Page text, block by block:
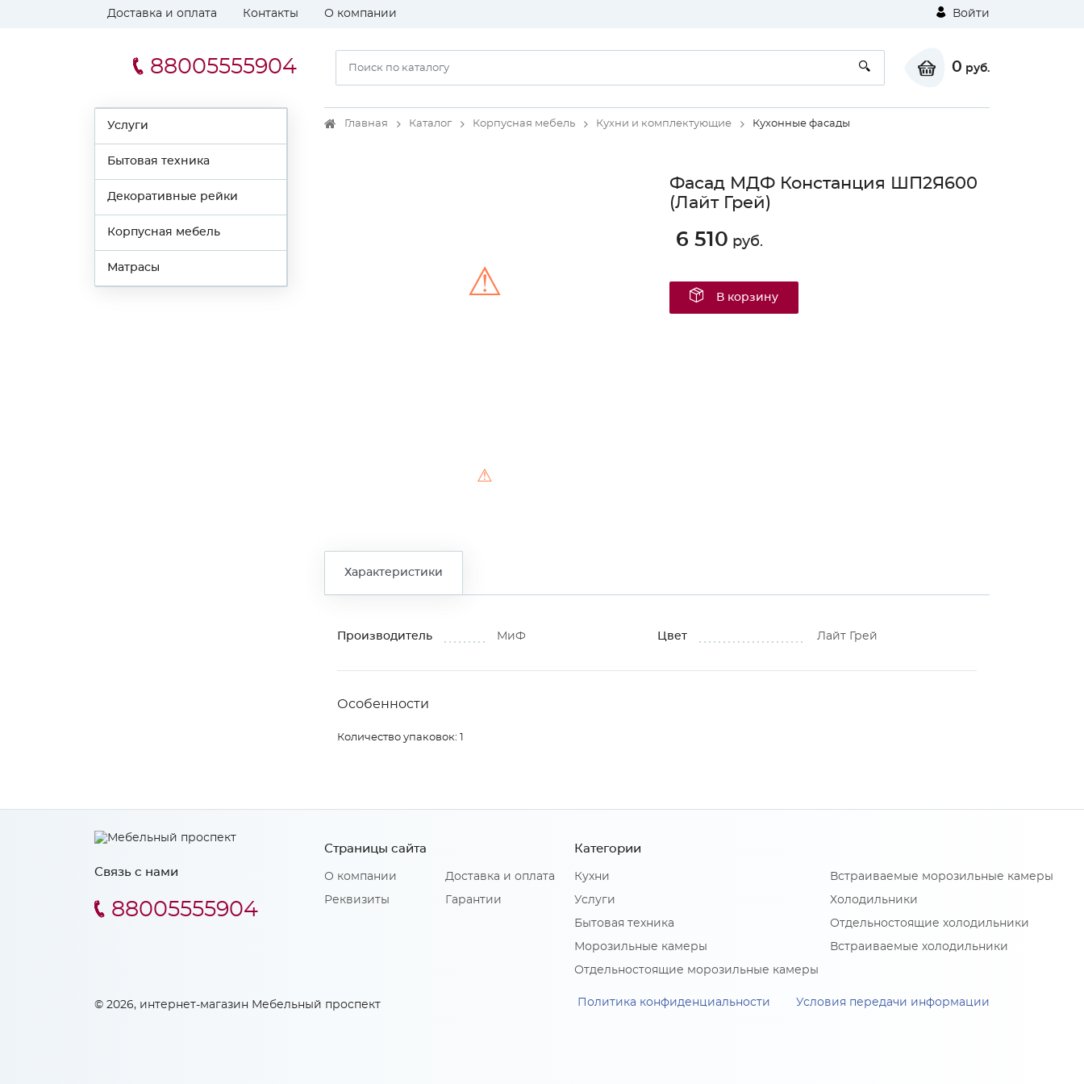
Доставка и оплата Контакты О компании Войти
88005555904 0 руб.
Услуги
Бытовая техника
Декоративные рейки
Корпусная мебель
Матрасы
Главная Каталог Корпусная мебель Кухни и комплектующие Кухонные фасады
⚠
⚠
Фасад МДФ Констанция ШП2Я600
(Лайт Грей)
6 510 руб.
В корзину
Характеристики
Производитель МиФ Цвет Лайт Грей
Особенности
Количество упаковок: 1
Связь с нами
88005555904
Страницы сайта
О компании
Реквизиты
Доставка и оплата
Гарантии
Категории
Кухни
Услуги
Бытовая техника
Морозильные камеры
Отдельностоящие морозильные камеры
Встраиваемые морозильные камеры
Холодильники
Отдельностоящие холодильники
Встраиваемые холодильники
© 2026, интернет-магазин Мебельный проспект Политика конфиденциальности Условия передачи информации